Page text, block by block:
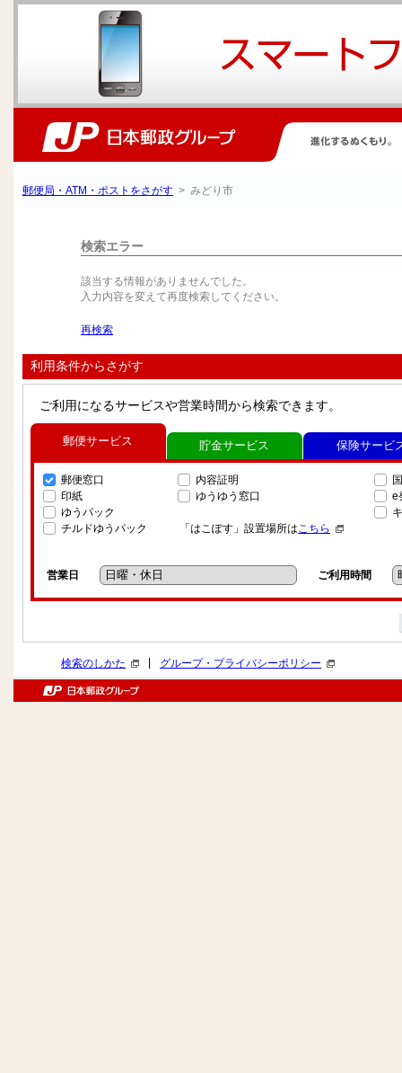
郵便局・ATM・ポストをさがす > みどり市
検索エラー
該当する情報がありませんでした。
入力内容を変えて再度検索してください。
再検索
利用条件からさがす
ご利用になるサービスや営業時間から検索できます。
郵便サービス
郵便窓口
印紙
ゆうパック
チルドゆうパック
内容証明
ゆうゆう窓口
「はこぽす」設置場所はこちら
e
営業日 ご利用時間
貯金サービス 保険サービ
検索のしかた グループ・プライバシーポリシー